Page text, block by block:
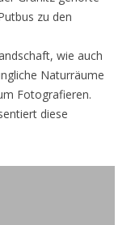
zu den
wie auch
Naturräume
Fotografieren.
diese